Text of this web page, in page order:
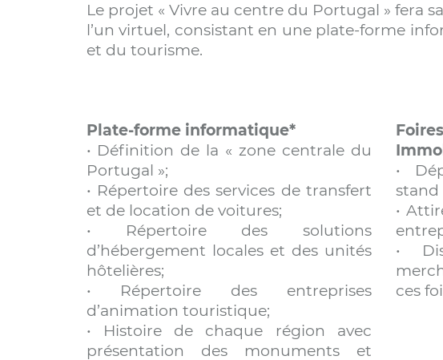
Le projet « Vivre au centre du Portugal » fera
l’un virtuel, consistant en une plate-forme
et du tourisme.
Plate-forme informatique*
• Définition de la « zone centrale du
Portugal »;
• Répertoire des services de transfert
et de location de voitures;
• Répertoire des solutions
d’hébergement locales et des unités
hôtelières;
• Répertoire des entreprises
d’animation touristique;
• Histoire de chaque région avec
présentation des monuments et
•
stand
•
•
ces